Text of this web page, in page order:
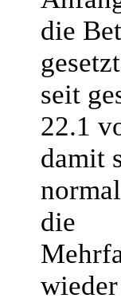
die
seit
22.1
damit
die